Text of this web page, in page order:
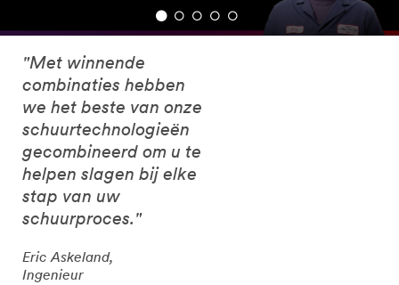
"Met winnende
combinaties hebben
we het beste van onze
schuurtechnologieën
gecombineerd om u te
helpen slagen bij elke
stap van uw
schuurproces."
Eric Askeland,
Ingenieur